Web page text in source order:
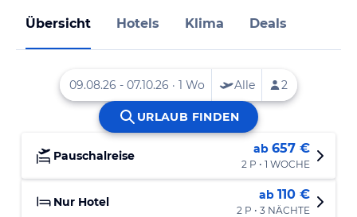
Übersicht Hotels Klima Deals
Pauschalreise ab 657 €
2 P • 1 WOCHE
Nur Hotel ab 110 €
2 P • 3 NÄCHTE